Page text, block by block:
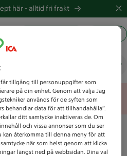
här -alltid fri frakt
idag?
error
tillgång till personuppgifter som
på din enhet. Genom att välja Jag
används för de syften som
behandlar data för att tillhandahålla”.
ditt samtycke inaktiveras de. Om
och vissa annonser som du ser
kan återkomma till denna meny för att
när som helst genom att klicka
längst ned på webbsidan. Dina val